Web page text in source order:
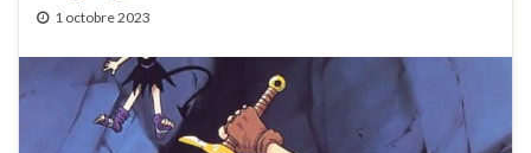
1 octobre 2023